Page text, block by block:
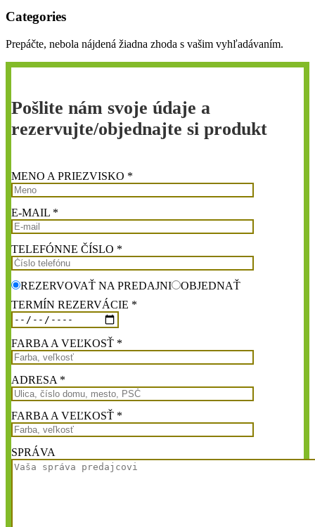
Categories
Prepáčte, nebola nájdená žiadna zhoda s vašim vyhľadávaním.
Pošlite nám svoje údaje a
rezervujte/objednajte si produkt
MENO A PRIEZVISKO *
E-MAIL *
TELEFÓNNE ČÍSLO *
REZERVOVAŤ NA PREDAJNI
OBJEDNAŤ
TERMÍN REZERVÁCIE *
FARBA A VEĽKOSŤ *
ADRESA *
FARBA A VEĽKOSŤ *
SPRÁVA